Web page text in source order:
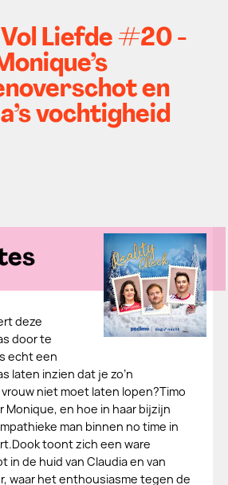
Liefde #20 -
en
vochtigheid
deze
door te
echt een
laten inzien dat je zo’n
niet moet laten lopen?Timo
Monique, en hoe in haar bijzijn
man binnen no time in
toont zich een ware
in de huid van Claudia en van
waar het enthousiasme tegen de